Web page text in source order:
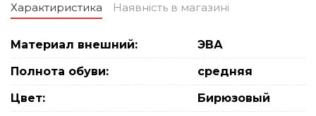
Характиристика Наявність в магазині
Материал внешний:
ЭВА
Полнота обуви:
средняя
Цвет:
Бирюзовый